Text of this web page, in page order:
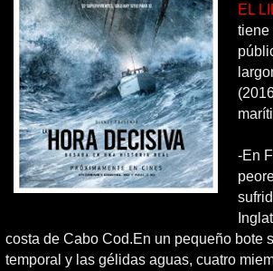
EL
tiene
-En
costa de Cabo Cod.En un pequeño bote
temporal y las gélidas aguas, cuatro